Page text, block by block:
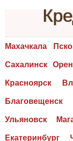
Махачкала
Сахалинск
Красноярск
Ульяновск